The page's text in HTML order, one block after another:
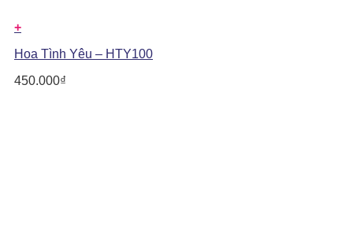
+
Hoa Tình Yêu – HTY100
450.000₫